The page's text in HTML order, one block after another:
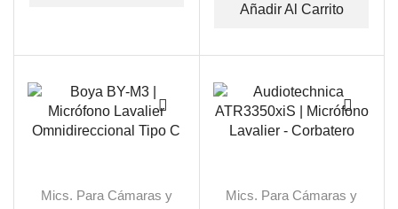
Añadir Al Carrito
Mics. Para Cámaras y
Mics. Para Cámaras y